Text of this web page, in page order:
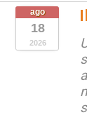
ago
18
2026